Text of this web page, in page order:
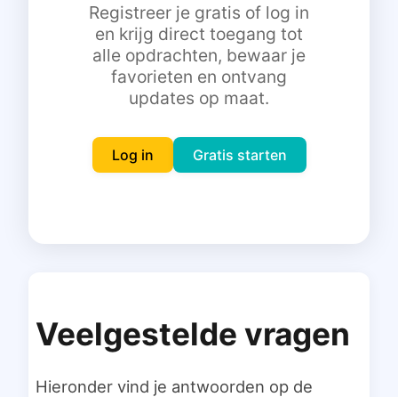
Inloggen
Gratis starten
Registreer je gratis of log in
en krijg direct toegang tot
alle opdrachten, bewaar je
favorieten en ontvang
updates op maat.
Log in Gratis starten
Veelgestelde vragen
Hieronder vind je antwoorden op de